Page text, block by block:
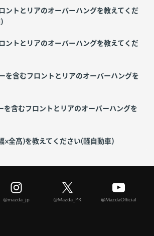
ントとリアのオーバーハングを教えてくだ
ントとリアのオーバーハングを教えてくだ
を含むフロントとリアのオーバーハングを
を含むフロントとリアのオーバーハングを
×全高)を教えてください(軽自動車)
@mazda_jp @Mazda_PR @MazdaOfficial